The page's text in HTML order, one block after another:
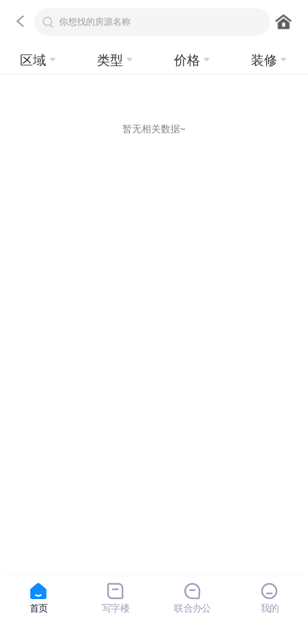
区域 类型 价格 装修
暂无相关数据~
首页 写字楼 联合办公 我的